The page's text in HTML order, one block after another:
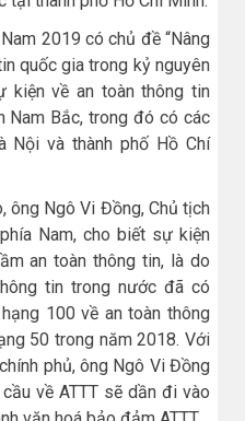
2019 có chủ đề “Nâng
quốc gia trong kỷ nguyên
kiện về an toàn thông tin
Nam Bắc, trong đó có các
Nội và thành phố Hồ Chí
ông Ngô Vi Đồng, Chủ tịch
Nam, cho biết sự kiện
an toàn thông tin, là do
tin trong nước đã có
100 về an toàn thông
50 trong năm 2018. Với
phủ, ông Ngô Vi Đồng
về ATTT sẽ dần đi vào